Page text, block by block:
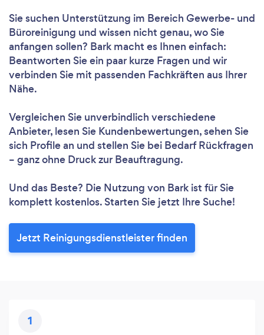
Sie suchen Unterstützung im Bereich Gewerbe- und
Büroreinigung und wissen nicht genau, wo Sie
anfangen sollen? Bark macht es Ihnen einfach:
Beantworten Sie ein paar kurze Fragen und wir
verbinden Sie mit passenden Fachkräften aus Ihrer
Nähe.
Vergleichen Sie unverbindlich verschiedene
Anbieter, lesen Sie Kundenbewertungen, sehen Sie
sich Profile an und stellen Sie bei Bedarf Rückfragen
– ganz ohne Druck zur Beauftragung.
Und das Beste? Die Nutzung von Bark ist für Sie
komplett kostenlos. Starten Sie jetzt Ihre Suche!
Jetzt Reinigungsdienstleister finden
1